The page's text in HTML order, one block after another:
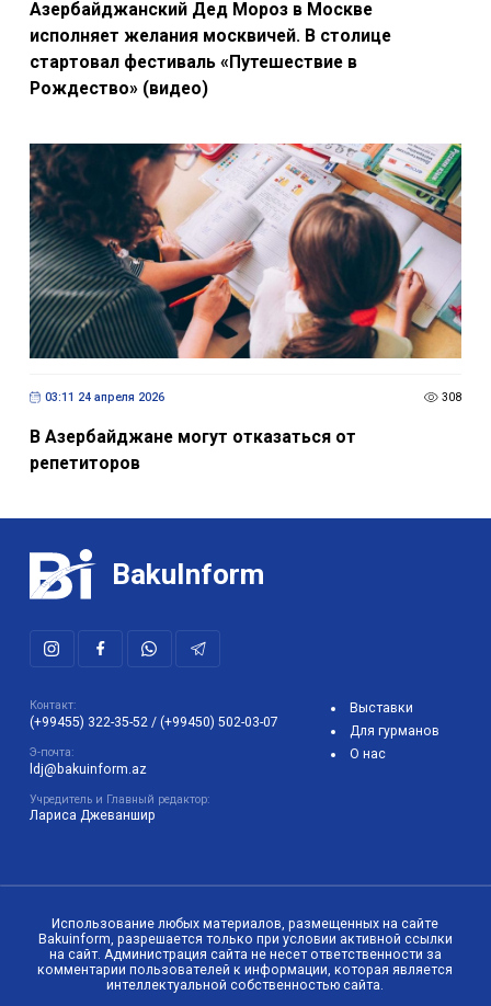
Азербайджанский Дед Мороз в Москве
исполняет желания москвичей. В столице
стартовал фестиваль «Путешествие в
Рождество» (видео)
03:11 24 апреля 2026 308
В Азербайджане могут отказаться от
репетиторов
BakuInform
Контакт:
(+99455) 322-35-52/ (+99450) 502-03-07
Э-почта:
ldj@bakuinform.az
Учредитель и Главный редактор:
Лариса Джеваншир
Выставки
Для гурманов
О нас
Использование любых материалов, размещенных на сайте
Bakuinform, разрешается только при условии активной ссылки
на сайт. Администрация сайта не несет ответственности за
комментарии пользователей к информации, которая является
интеллектуальной собственностью сайта.